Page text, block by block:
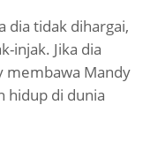
dia tidak dihargai,
injak. Jika dia
membawa Mandy
hidup di dunia